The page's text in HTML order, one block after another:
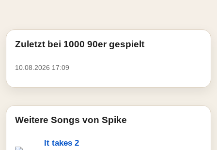
Zuletzt bei 1000 90er gespielt
10.08.2026 17:09
Weitere Songs von Spike
It takes 2